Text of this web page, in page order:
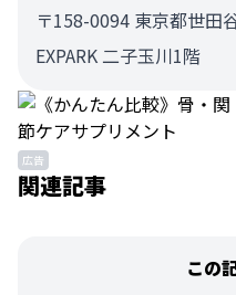
〒158-0094 東京都世田
EXPARK 二子玉川1階
広告
関連記事
この